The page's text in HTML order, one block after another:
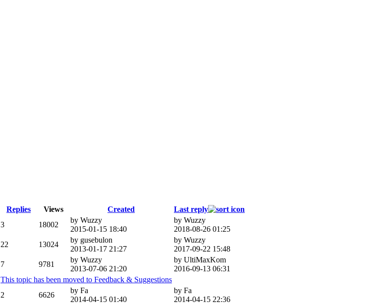
Replies Views Created
Last reply
3 18002
by Wuzzy
2015-01-15 18:40
by Wuzzy
2018-08-26 01:25
22 13024
by gusebulon
2013-01-17 21:27
by Wuzzy
2017-09-22 15:48
7 9781
by Wuzzy
2013-07-06 21:20
by UltiMaxKom
2016-09-13 06:31
This topic has been moved to Feedback & Suggestions
2 6626
by Fa
2014-04-15 01:40
by Fa
2014-04-15 22:36